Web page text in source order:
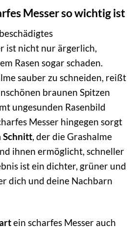
Messer so wichtig ist
ist nicht nur ärgerlich,
Rasen sogar schaden.
sauber zu schneiden, reißt
braunen Spitzen
ungesunden Rasenbild
Messer hingegen sorgt
Schnitt, der die Grashalme
ihnen ermöglicht, schneller
ist ein dichter, grüner und
dich und deine Nachbarn
ein scharfes Messer auch